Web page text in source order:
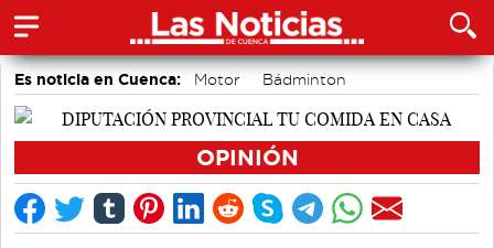
Es noticia en Cuenca: Motor
Bádminton
Medio Ambiente
OPINIÓN